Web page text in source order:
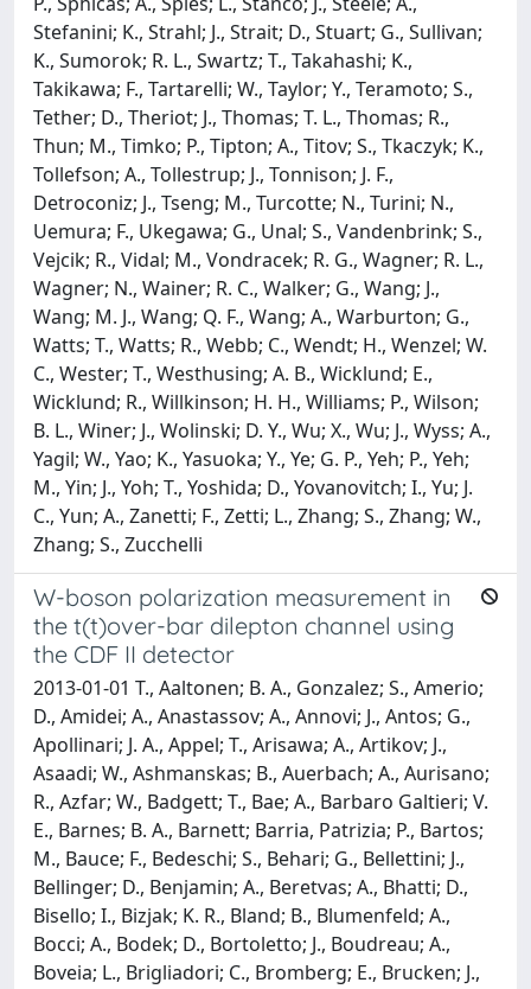
Stefanini; K., Strahl; J., Strait; D., Stuart; G., Sullivan;
K., Sumorok; R. L., Swartz; T., Takahashi; K.,
Takikawa; F., Tartarelli; W., Taylor; Y., Teramoto; S.,
Tether; D., Theriot; J., Thomas; T. L., Thomas; R.,
Thun; M., Timko; P., Tipton; A., Titov; S., Tkaczyk; K.,
Tollefson; A., Tollestrup; J., Tonnison; J. F.,
Detroconiz; J., Tseng; M., Turcotte; N., Turini; N.,
Uemura; F., Ukegawa; G., Unal; S., Vandenbrink; S.,
Vejcik; R., Vidal; M., Vondracek; R. G., Wagner; R. L.,
Wagner; N., Wainer; R. C., Walker; G., Wang; J.,
Wang; M. J., Wang; Q. F., Wang; A., Warburton; G.,
Watts; T., Watts; R., Webb; C., Wendt; H., Wenzel; W.
C., Wester; T., Westhusing; A. B., Wicklund; E.,
Wicklund; R., Willkinson; H. H., Williams; P., Wilson;
B. L., Winer; J., Wolinski; D. Y., Wu; X., Wu; J., Wyss; A.,
Yagil; W., Yao; K., Yasuoka; Y., Ye; G. P., Yeh; P., Yeh;
M., Yin; J., Yoh; T., Yoshida; D., Yovanovitch; I., Yu; J.
C., Yun; A., Zanetti; F., Zetti; L., Zhang; S., Zhang; W.,
Zhang; S., Zucchelli
W-boson polarization measurement in
the t(t)over-bar dilepton channel using
the CDF II detector
2013-01-01 T., Aaltonen; B. A., Gonzalez; S., Amerio;
D., Amidei; A., Anastassov; A., Annovi; J., Antos; G.,
Apollinari; J. A., Appel; T., Arisawa; A., Artikov; J.,
Asaadi; W., Ashmanskas; B., Auerbach; A., Aurisano;
R., Azfar; W., Badgett; T., Bae; A., Barbaro Galtieri; V.
E., Barnes; B. A., Barnett; Barria, Patrizia; P., Bartos;
M., Bauce; F., Bedeschi; S., Behari; G., Bellettini; J.,
Bellinger; D., Benjamin; A., Beretvas; A., Bhatti; D.,
Bisello; I., Bizjak; K. R., Bland; B., Blumenfeld; A.,
Bocci; A., Bodek; D., Bortoletto; J., Boudreau; A.,
Boveia; L., Brigliadori; C., Bromberg; E., Brucken; J.,